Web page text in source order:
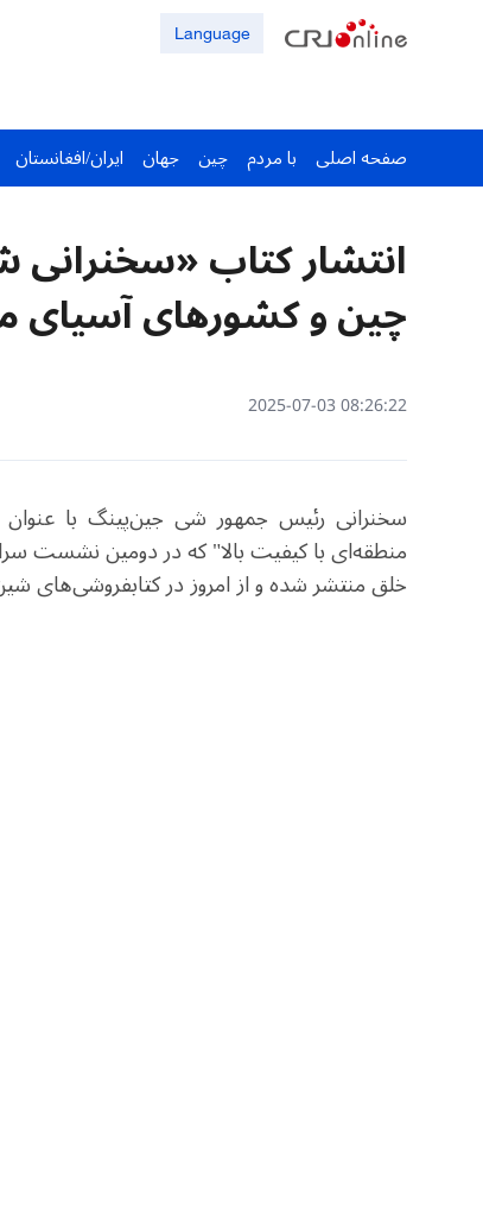
Language
صفحه اصلی با مردم چین جهان ایران/افغانستان
انتشار کتاب
چین و کشورهای آسیای
08:26:22 2025-07-03
سخنرانی رئیس جمهور شی جین‌پینگ با
منطقه‌ای با کیفیت بالا" که در دومین نشست
خلق منتشر شده و از امروز در کتابفروشی‌های